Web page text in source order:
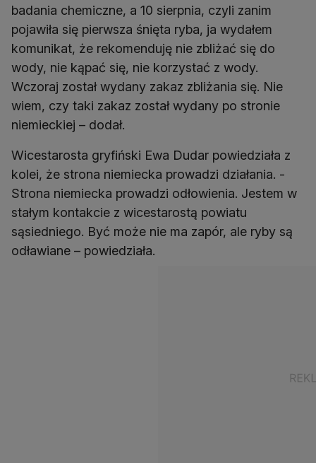
badania chemiczne, a 10 sierpnia, czyli zanim
pojawiła się pierwsza śnięta ryba, ja wydałem
komunikat, że rekomenduję nie zbliżać się do
wody, nie kąpać się, nie korzystać z wody.
Wczoraj został wydany zakaz zbliżania się. Nie
wiem, czy taki zakaz został wydany po stronie
niemieckiej – dodał.
Wicestarosta gryfiński Ewa Dudar powiedziała z
kolei, że strona niemiecka prowadzi działania. -
Strona niemiecka prowadzi odłowienia. Jestem w
stałym kontakcie z wicestarostą powiatu
sąsiedniego. Być może nie ma zapór, ale ryby są
odławiane – powiedziała.